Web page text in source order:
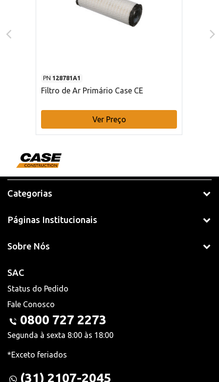
PN 128781A1
Filtro de Ar Primário Case CE
Ver Preço
Categorias
Páginas Institucionais
Sobre Nós
SAC
Status do Pedido
Fale Conosco
0800 727 2273
Segunda à sexta 8:00 às 18:00
*Exceto feriados
(31) 2107-2045